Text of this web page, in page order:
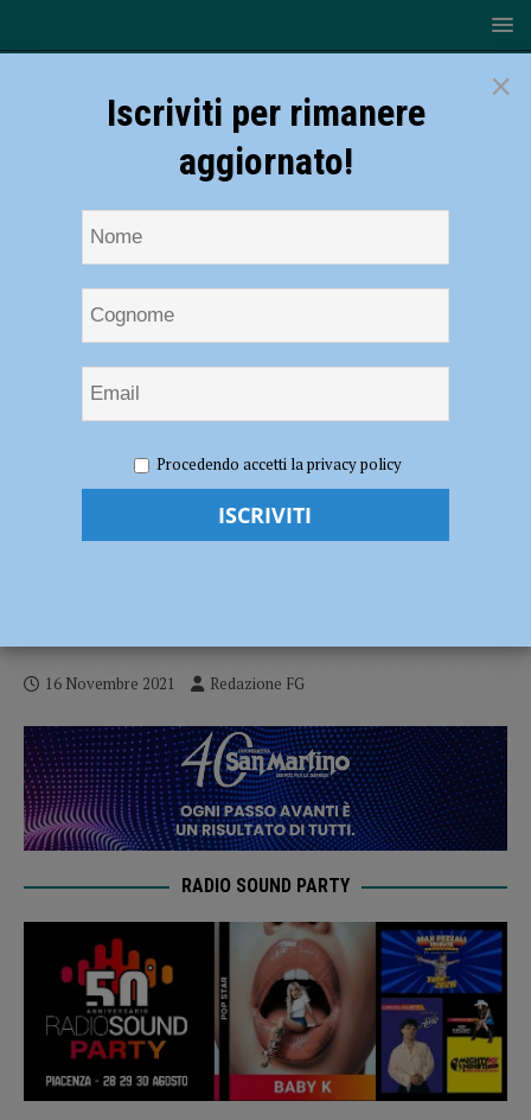
residenti 1200 firme al presidente Bonaccini per chiedere la
ricostruzione
Ponte Barberino, dai residenti 1200 firme
16 Novembre 2021 Redazione FG
RADIO SOUND PARTY
×
Iscriviti per rimanere
aggiornato!
Procedendo accetti la privacy policy